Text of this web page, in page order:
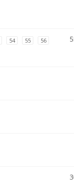
54 55 56